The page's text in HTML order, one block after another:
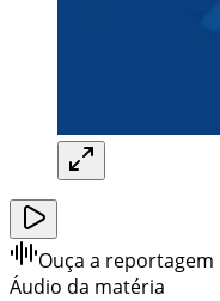
Ouça a reportagem
Áudio da matéria